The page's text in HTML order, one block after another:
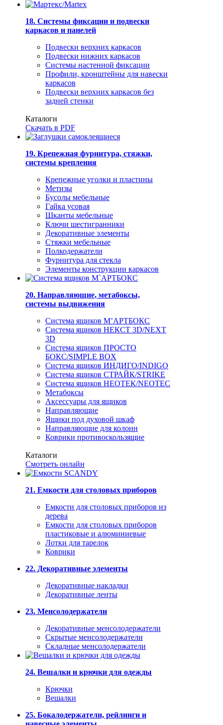
18. Системы фиксации и подвески
каркасов и панелей
Подвески верхних каркасов
Подвески нижних каркасов
Системы настенной фиксации
Профили, кронштейны для навески
каркасов
Подвески верхних каркасов без
задней стенки
Каталоги
Скачать в PDF
19. Крепежная фурнитура, стяжки,
системы крепления
Крепежные уголки и пластины
Метизы
Бусолы мебельные
Гайка усовая
Шканты мебельные
Ключи шестигранники
Декоративные элементы
Стяжки мебельные
Полкодержатели
Фурнитура для стекла
Элементы конструкции каркасов
20. Направляющие, метабоксы,
системы выдвижения
Система ящиков М’АРТБОКС
Система ящиков НЕКСТ 3D/NEXT
3D
Система ящиков ПРОСТО
БОКС/SIMPLE BOX
Система ящиков ИНДИГО/INDIGO
Система ящиков СТРАЙК/STRIKE
Система ящиков НЕОТЕК/NEOTEC
Метабоксы
Аксессуары для ящиков
Направляющие
Ящики под духовой шкаф
Направляющие для колонн
Коврики противоскользящие
Каталоги
Смотреть онлайн
21. Емкости для столовых приборов
Емкости для столовых приборов из
дерева
Емкости для столовых приборов
пластиковые и алюминиевые
Лотки для тарелок
Коврики
22. Декоративные элементы
Декоративные накладки
Декоративные ленты
23. Менсолодержатели
Декоративные менсолодержатели
Скрытые менсолодержатели
Складные менсолодержатели
24. Вешалки и крючки для одежды
Крючки
Вешалки
25. Бокалодержатели, рейлинги и